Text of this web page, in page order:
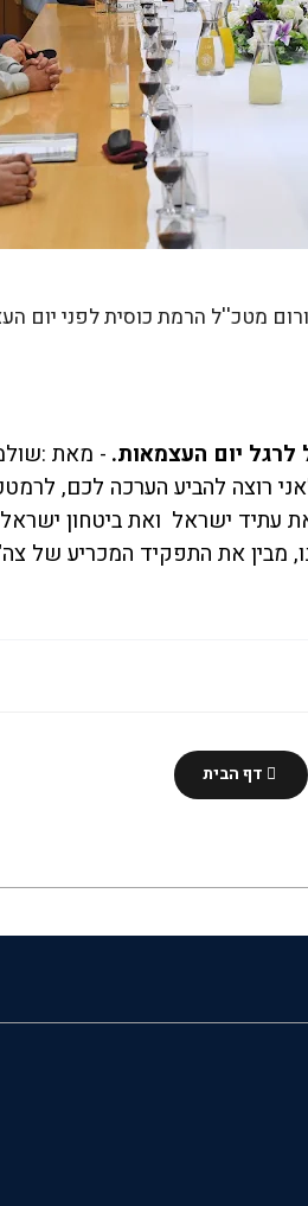
מטכ''ל הרמת כוסית לפני יום
לרגל יום העצמאות.
רוצה להביע הערכה לכם,
עתיד ישראל ואת ביטחון
מבין את התפקיד המכריע של
דף הבית